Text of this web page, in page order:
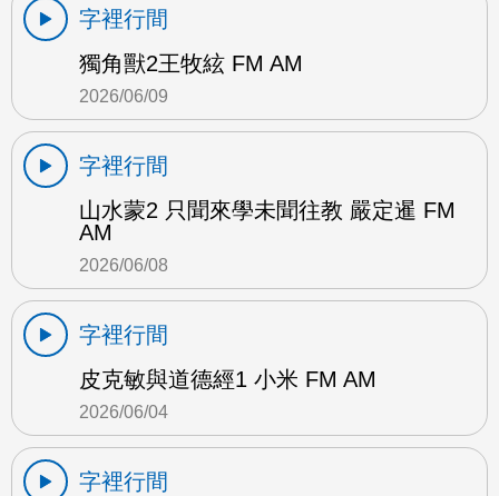
字裡行間
獨角獸2王牧絃 FM AM
2026/06/09
字裡行間
山水蒙2 只聞來學未聞往教 嚴定暹 FM
AM
2026/06/08
字裡行間
皮克敏與道德經1 小米 FM AM
2026/06/04
字裡行間